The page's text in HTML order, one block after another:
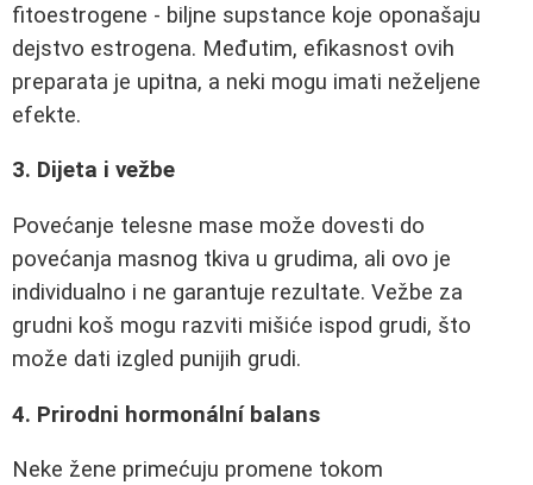
fitoestrogene - biljne supstance koje oponašaju
dejstvo estrogena. Međutim, efikasnost ovih
preparata je upitna, a neki mogu imati neželjene
efekte.
3. Dijeta i vežbe
Povećanje telesne mase može dovesti do
povećanja masnog tkiva u grudima, ali ovo je
individualno i ne garantuje rezultate. Vežbe za
grudni koš mogu razviti mišiće ispod grudi, što
može dati izgled punijih grudi.
4. Prirodni hormonální balans
Neke žene primećuju promene tokom